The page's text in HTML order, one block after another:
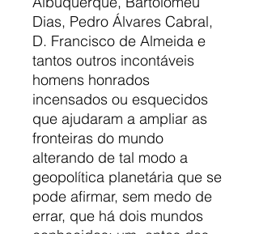
Dias, Pedro Álvares Cabral,
D. Francisco de Almeida e
tantos outros incontáveis
homens honrados
incensados ou esquecidos
que ajudaram a ampliar as
fronteiras do mundo
alterando de tal modo a
geopolítica planetária que se
pode afirmar, sem medo de
errar, que há dois mundos